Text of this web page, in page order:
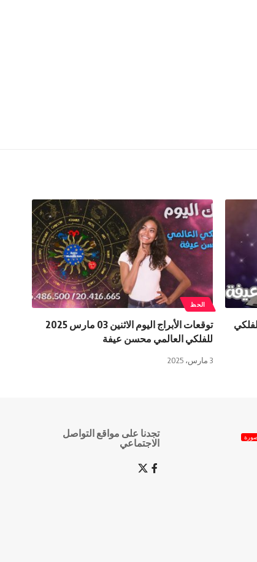
3 افريل للفلكي
الحظ
توقعات الأبراج اليوم الاثنين 03 مارس 2025
للفلكي العالمي محسن عيفة
3 مارس، 2025
تجدنا على مواقع التواصل
الاجتماعي